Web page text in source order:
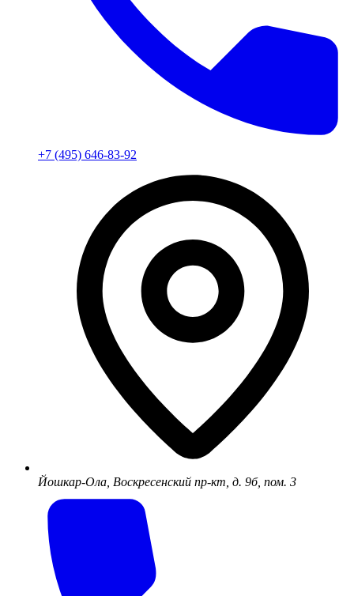
+7 (495) 646-83-92
Йошкар-Ола, Воскресенский пр-кт, д. 9б, пом. 3